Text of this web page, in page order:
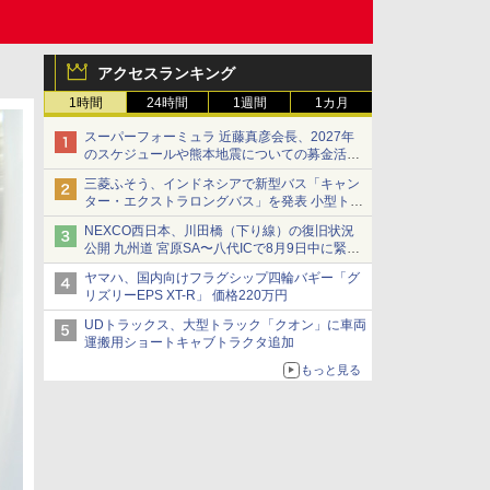
アクセスランキング
1時間 24時間 1週間 1カ月
スーパーフォーミュラ 近藤真彦会長、2027年
のスケジュールや熊本地震についての募金活動
を紹介
三菱ふそう、インドネシアで新型バス「キャン
ター・エクストラロングバス」を発表 小型トラ
ックベースの観光・旅客輸送向けバス
NEXCO西日本、川田橋（下り線）の復旧状況
公開 九州道 宮原SA〜八代ICで8月9日中に緊急
車両を通行可能に
ヤマハ、国内向けフラグシップ四輪バギー「グ
リズリーEPS XT-R」 価格220万円
UDトラックス、大型トラック「クオン」に車両
運搬用ショートキャブトラクタ追加
もっと見る